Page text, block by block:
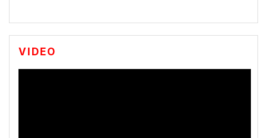
VIDEO